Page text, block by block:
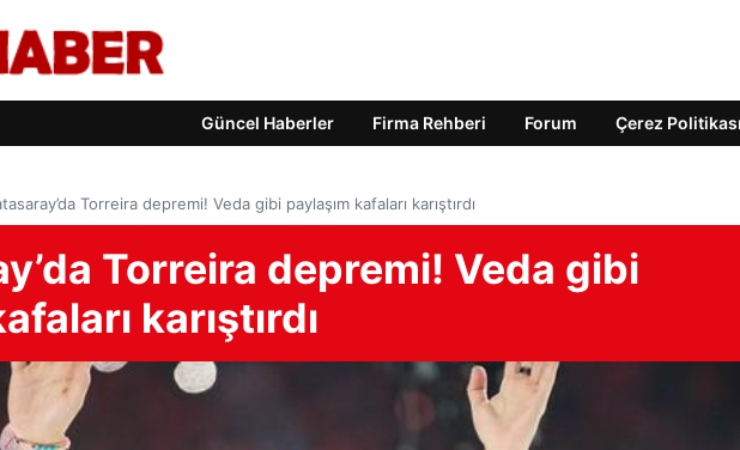
Güncel Haberler Firma Rehberi Forum Çerez Politikası
Torreira depremi! Veda gibi paylaşım kafaları karıştırdı
Torreira depremi! Veda gibi
karıştırdı